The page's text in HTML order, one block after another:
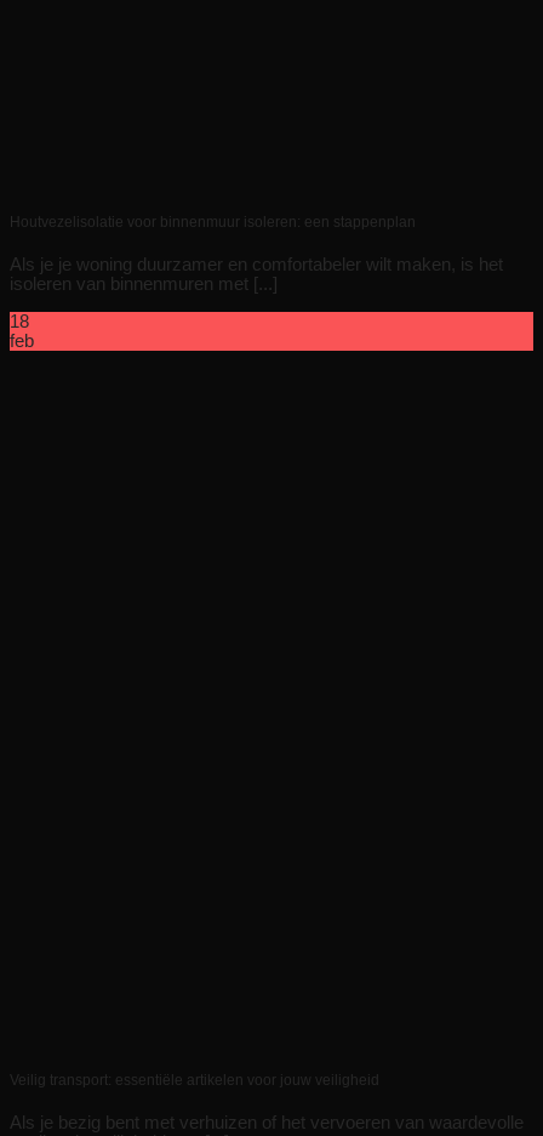
Houtvezelisolatie voor binnenmuur isoleren: een stappenplan
Als je je woning duurzamer en comfortabeler wilt maken, is het
isoleren van binnenmuren met [...]
18
feb
Veilig transport: essentiële artikelen voor jouw veiligheid
Als je bezig bent met verhuizen of het vervoeren van waardevolle